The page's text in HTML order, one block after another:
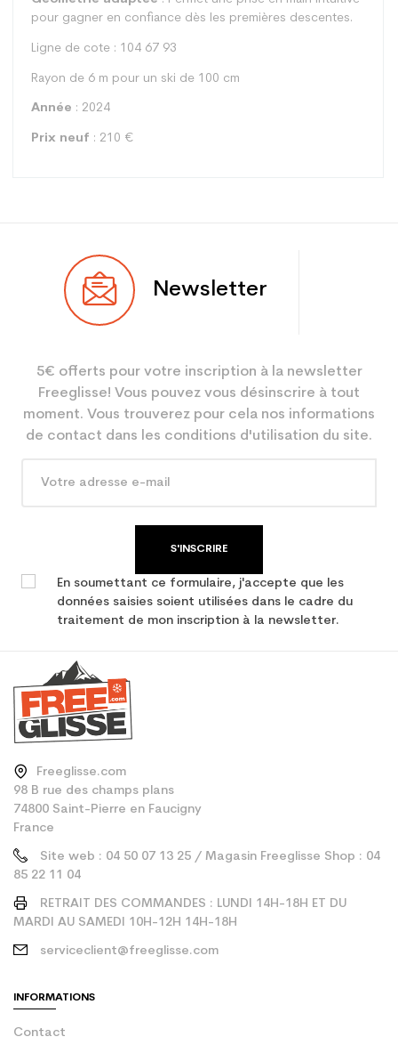
pour gagner en confiance dès les premières descentes.
Ligne de cote : 104 67 93
Rayon de 6 m pour un ski de 100 cm
Année : 2024
Prix neuf : 210 €
Utilisateur Junior
Coloris Rouge
En achetant d'occasion :
Economie CO² (en kg)
3.9
Newsletter
5€ offerts pour votre inscription à la newsletter
Freeglisse! Vous pouvez vous désinscrire à tout
moment. Vous trouverez pour cela nos informations
de contact dans les conditions d'utilisation du site.
S'INSCRIRE
En soumettant ce formulaire, j'accepte que les
données saisies soient utilisées dans le cadre du
traitement de mon inscription à la newsletter.
Freeglisse.com
98 B rue des champs plans
74800 Saint-Pierre en Faucigny
France
Site web : 04 50 07 13 25 / Magasin Freeglisse Shop : 04
85 22 11 04
RETRAIT DES COMMANDES : LUNDI 14H-18H ET DU
MARDI AU SAMEDI 10H-12H 14H-18H
serviceclient@freeglisse.com
INFORMATIONS
Contact